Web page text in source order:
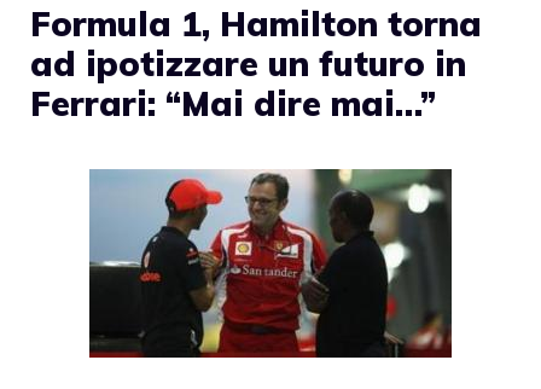
Formula 1, Hamilton torna
ad ipotizzare un futuro in
Ferrari: “Mai dire mai…”